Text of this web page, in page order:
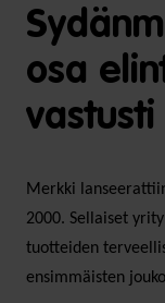
osa
vastusti
Merkki
2000. Sellaiset
tuotteiden
ensimmäisten